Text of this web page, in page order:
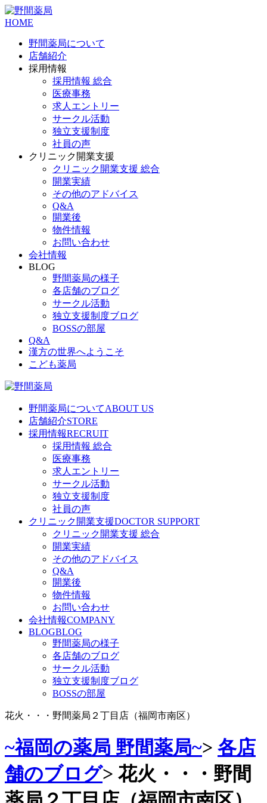
HOME
野間薬局について
店舗紹介
採用情報
採用情報 総合
医療事務
求人エントリー
サークル活動
独立支援制度
社員の声
クリニック開業支援
クリニック開業支援 総合
開業実績
その他のアドバイス
Q&A
開業後
物件情報
お問い合わせ
会社情報
BLOG
野間薬局の様子
各店舗のブログ
サークル活動
独立支援制度ブログ
BOSSの部屋
Q&A
漢方の世界へようこそ
こども薬局
野間薬局についてABOUT US
店舗紹介STORE
採用情報RECRUIT
採用情報 総合
医療事務
求人エントリー
サークル活動
独立支援制度
社員の声
クリニック開業支援DOCTOR SUPPORT
クリニック開業支援 総合
開業実績
その他のアドバイス
Q&A
開業後
物件情報
お問い合わせ
会社情報COMPANY
BLOGBLOG
野間薬局の様子
各店舗のブログ
サークル活動
独立支援制度ブログ
BOSSの部屋
花火・・・野間薬局２丁目店（福岡市南区）
~福岡の薬局 野間薬局~> 各店
舗のブログ> 花火・・・野間